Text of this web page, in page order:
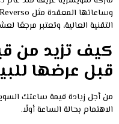
التقنية العالية، وتعتبر مرجعًا
كيف تزيد من
قبل عرضها
من أجل زيادة قيمة ساعتك
الاهتمام بحالة الساعة أولًا.